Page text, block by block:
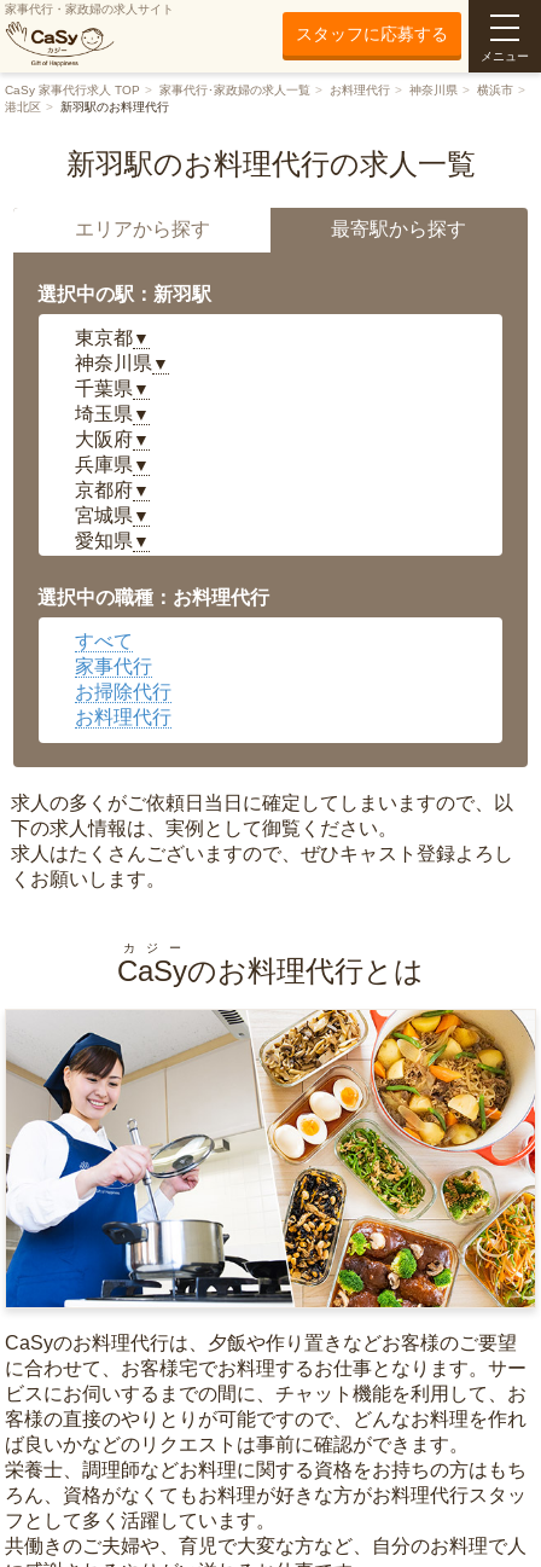
家事代行・家政婦の求人サイト
スタッフに応募する
メニュー
CaSy 家事代行求人 TOP 家事代行･家政婦の求人一覧 お料理代行 神奈川県
横浜市
港北区
新羽駅のお料理代行
新羽駅のお料理代行の求人一覧
エリアから探す 最寄駅から探す
選択中の駅：新羽駅
東京都▼
神奈川県 ▼
千葉県 ▼
埼玉県 ▼
大阪府▼
兵庫県 ▼
京都府▼
宮城県 ▼
愛知県 ▼
岡山県▼
広島県▼
沖縄県
選択中の職種：お料理代行
すべて
家事代行
お掃除代行
お料理代行
求人の多くがご依頼日当日に確定してしまいますので、以
下の求人情報は、実例として御覧ください。
求人はたくさんございますので、ぜひキャスト登録よろし
くお願いします。
CaSy
カジー
のお料理代行とは
CaSyのお料理代行は、夕飯や作り置きなどお客様のご要望
に合わせて、お客様宅でお料理するお仕事となります。サー
ビスにお伺いするまでの間に、チャット機能を利用して、お
客様の直接のやりとりが可能ですので、どんなお料理を作れ
ば良いかなどのリクエストは事前に確認ができます。
栄養士、調理師などお料理に関する資格をお持ちの方はもち
ろん、資格がなくてもお料理が好きな方がお料理代行スタッ
フとして多く活躍しています。
共働きのご夫婦や、育児で大変な方など、自分のお料理で人